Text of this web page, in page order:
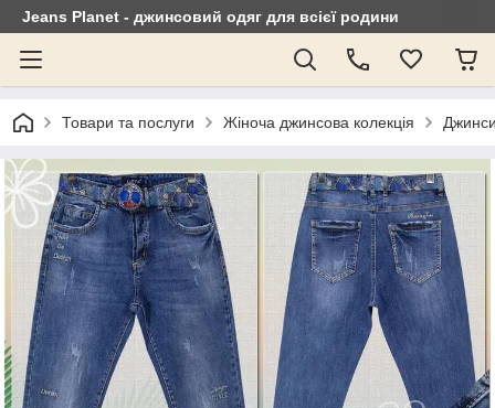
Jeans Planet - джинсовий одяг для всієї родини
Товари та послуги Жіноча джинсова колекція